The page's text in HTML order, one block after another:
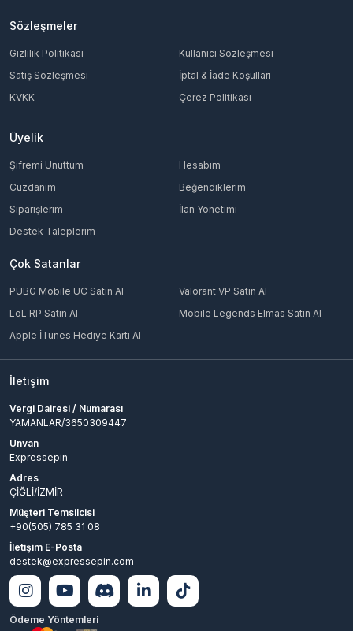
Sözleşmeler
Gizlilik Politikası
Kullanıcı Sözleşmesi
Satış Sözleşmesi
İptal & İade Koşulları
KVKK
Çerez Politikası
Üyelik
Şifremi Unuttum
Hesabım
Cüzdanım
Beğendiklerim
Siparişlerim
İlan Yönetimi
Destek Taleplerim
Çok Satanlar
PUBG Mobile UC Satın Al
Valorant VP Satın Al
LoL RP Satın Al
Mobile Legends Elmas Satın Al
Apple İTunes Hediye Kartı Al
İletişim
Vergi Dairesi / Numarası
YAMANLAR/3650309447
Unvan
Expressepin
Adres
ÇİĞLİ/İZMİR
Müşteri Temsilcisi
+90(505) 785 31 08
İletişim E-Posta
destek@expressepin.com
Ödeme Yöntemleri